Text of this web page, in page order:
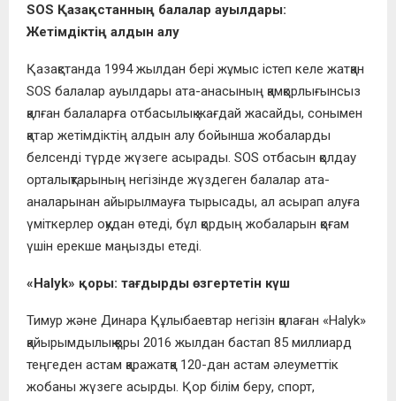
SOS Қазақстанның балалар ауылдары:
Жетімдіктің алдын алу
Қазақстанда 1994 жылдан бері жұмыс істеп келе жатқан
SOS балалар ауылдары ата-анасының қамқорлығынсыз
қалған балаларға отбасылық жағдай жасайды, сонымен
қатар жетімдіктің алдын алу бойынша жобаларды
белсенді түрде жүзеге асырады. SOS отбасын қолдау
орталықтарының негізінде жүздеген балалар ата-
аналарынан айырылмауға тырысады, ал асырап алуға
үміткерлер оқудан өтеді, бұл қордың жобаларын қоғам
үшін ерекше маңызды етеді.
«Halyk» қоры: тағдырды өзгертетін күш
Тимур және Динара Құлыбаевтар негізін қалаған «Halyk»
қайырымдылық қоры 2016 жылдан бастап 85 миллиард
теңгеден астам қаражатқа 120-дан астам әлеуметтік
жобаны жүзеге асырды. Қор білім беру, спорт,